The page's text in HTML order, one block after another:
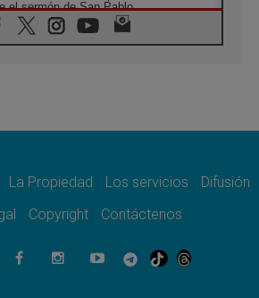
el sermón de San Pablo
«la paz no se compra con una
Consejo de Genazzano
el Vicariato Apostólico de Calapán
en diócesis
La Propiedad Los servicios
Difusión
Copyright Contáctenos